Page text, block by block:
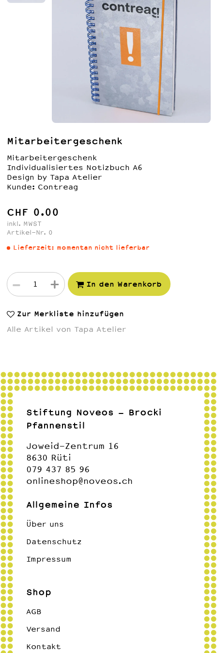
Geschenkgutschein
BigBag Leinen
Notizbücher "Unique"
Notizbücher A6 Kork
Kundenaufträge
Mitarbeitergeschenk
Mitarbeitergeschenk
Individualisiertes Notizbuch A6
Design by Tapa Atelier
Kunde: Contreag
CHF 0.00
inkl. MWST
Artikel-Nr. 0
Lieferzeit: momentan nicht lieferbar
- + In den Warenkorb
Zur Merkliste hinzufügen
Alle Artikel von Tapa Atelier
Stiftung Noveos - Brocki
Pfannenstil
Joweid-Zentrum 16
8630 Rüti
079 437 85 96
onlineshop@noveos.ch
Allgemeine Infos
Über uns
Datenschutz
Impressum
Shop
AGB
Versand
Kontakt